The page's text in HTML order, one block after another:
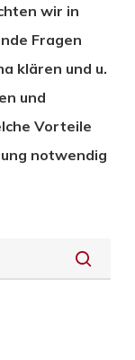
wir in
Fragen
klären und u.
und
Vorteile
notwendig